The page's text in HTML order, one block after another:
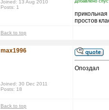
Joined: 13 Aug 2010
Posts: 1
Добавлено
прикольная
простов
Back to top
max1996
Joined: 30 Dec 2011
Posts: 18
Опоздал
Back to top